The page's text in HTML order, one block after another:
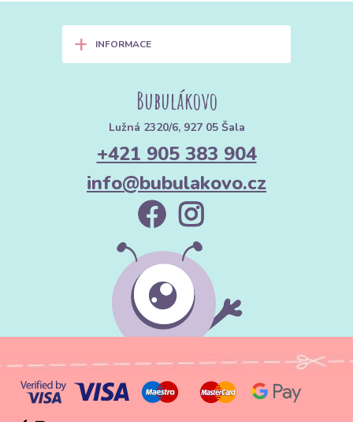
+ INFORMACE
Bubulákovo
Lužná 2320/6, 927 05 Šala
+421 905 383 904
info@bubulakovo.cz